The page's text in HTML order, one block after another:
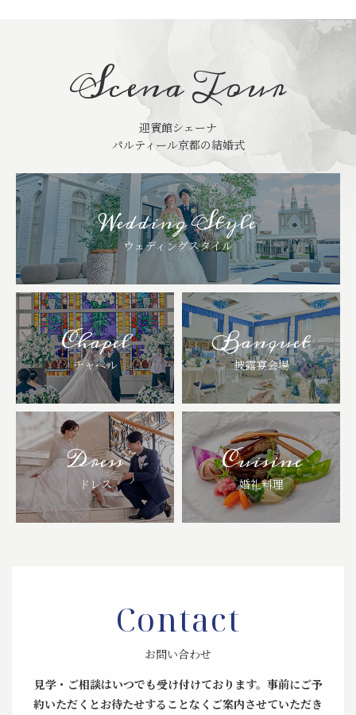
Scena Tour
迎賓館シェーナ
パルティール京都の結婚式
Wedding Style
ウェディングスタイル
Chapel
チャペル
Banquet
披露宴会場
Dress
ドレス
Cuisine
婚礼料理
Contact
お問い合わせ
見学・ご相談はいつでも受け付けております。 事前にご予
約いただくとお待たせすることなくご案内させていただき